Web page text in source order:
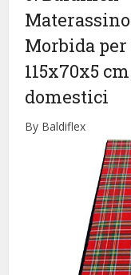
Morbida per
115x70x5 cm
domestici
By Baldiflex